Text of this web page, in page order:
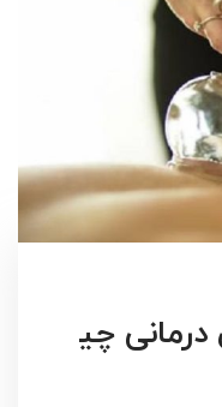
چی